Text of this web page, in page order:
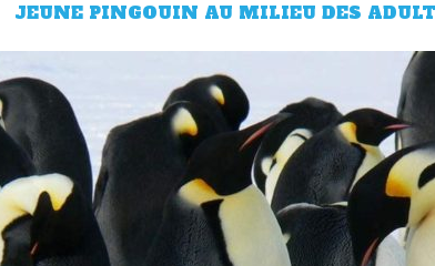
JEUNE PINGOUIN AU MILIEU DES